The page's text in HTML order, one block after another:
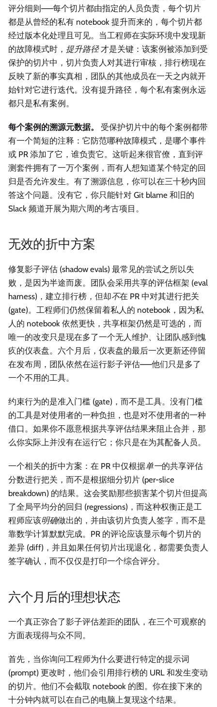
评分细则——每个切片都由指定的人员负责，每个切片
都是从曾经的私有 notebook 提升而来的，每个切片都
经过版本化处理且可见。当工程师在实际环境中发现新
的故障模式时， 提升路径才是关键：该案例被添加到受
保护的切片中，切片负责人对其进行审核，排行榜现在
反映了新的事实真相，团队的其他成员在一天之内就开
始针对它进行迭代。没有提升路径，每个私有案例永远
都只是私有案例。
每个案例的溯源元数据。
受保护切片中的每个案例都带
有一个简短的注释：它防范哪种故障模式，是哪个事件
或 PR 添加了它，谁负责它。这听起来很官僚，直到评
测套件拥有了一万个案例，而有人想知道某个特定的回
归是否允许发生。有了溯源信息，你可以在三十秒内回
答这个问题。没有它，你只能针对 Git blame 和旧的
Slack 频道开展为期六周的考古项目。
无效的折中方案
修复影子评估 (shadow evals) 最常见的尝试之所以失
败，是因为半途而废。团队会采用共享的评估框架 (eval
harness)，建立排行榜，但却不在 PR 中对其进行把关
(gate)。工程师们仍然保留着私人的 notebook，因为私
人的 notebook 依然更快，共享框架仍然是可选的，而
唯一的改变只是现在多了一个无人维护、让团队感到愧
疚的仪表盘。六个月后，仪表盘的最后一次更新还停留
在发布周，团队依然在运行影子评估——他们只是多了
一个不用的工具。
约束行为的是准入门槛 (gate)，而不是工具。没有门槛
的工具是对使用者的一种负担，也是对不使用者的一种
借口。如果你不愿意根据共享评估结果来阻止合并，那
么你实际上并没有在运行它；你只是在为其配备人员。
一个相关的折中方案：在 PR 中仅根据单一的共享评估
分数进行把关，而不是根据细分切片 (per-slice
breakdown) 的结果。这会奖励那些损害某个切片但提高
了全局平均分的回归 (regressions)，而这种权衡正是工
程师应该明确做出的，并由该切片负责人签字，而不是
靠数学计算默默完成。PR 的评论应该显示每个切片的
差异 (diff)，并且如果任何切片出现退化，都需要负责人
签字确认，而不仅仅是打印一个综合评分。
六个月后的理想状态
一个真正弥合了影子评估差距的团队，在三个可观察的
方面表现得与众不同。
首先，当你询问工程师为什么要进行特定的提示词
(prompt) 更改时，他们会引用排行榜的 URL 和发生变动
的切片。他们不会截取 notebook 的图。你在接下来的
十分钟内就可以在自己的电脑上复现这个结果。